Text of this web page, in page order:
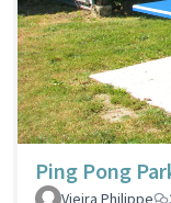
Ping Pong
Vieira Philippe